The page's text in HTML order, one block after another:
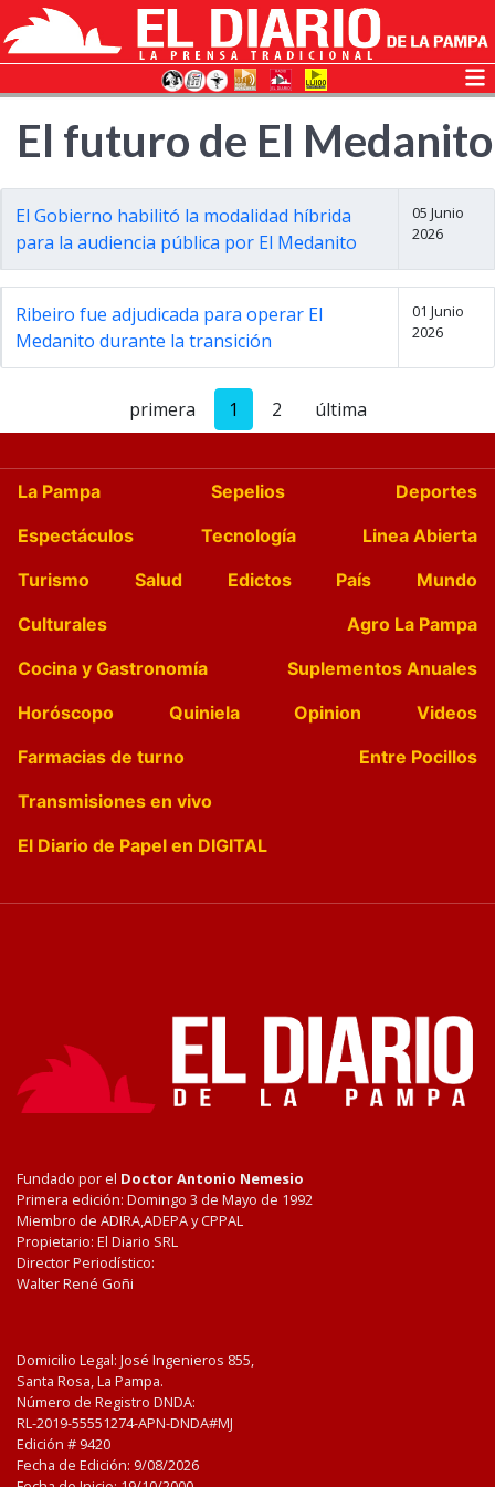
El futuro de El Medanito
El Gobierno habilitó la modalidad híbrida
para la audiencia pública por El Medanito
05 Junio
2026
Ribeiro fue adjudicada para operar El
Medanito durante la transición
01 Junio
2026
primera 1 2 última
La Pampa Sepelios
Deportes
Espectáculos
Tecnología
Linea Abierta
Turismo
Salud Edictos País
Mundo
Culturales
Agro La Pampa
Cocina y Gastronomía
Suplementos Anuales
Horóscopo
Quiniela Opinion
Videos
Farmacias de turno
Entre Pocillos
Transmisiones en vivo
El Diario de Papel en DIGITAL
Fundado por el Doctor Antonio Nemesio
Primera edición: Domingo 3 de Mayo de 1992
Miembro de ADIRA,ADEPA y CPPAL
Propietario: El Diario SRL
Director Periodístico:
Walter René Goñi
Domicilio Legal: José Ingenieros 855,
Santa Rosa, La Pampa.
Número de Registro DNDA:
RL-2019-55551274-APN-DNDA#MJ
Edición # 9420
Fecha de Edición: 9/08/2026